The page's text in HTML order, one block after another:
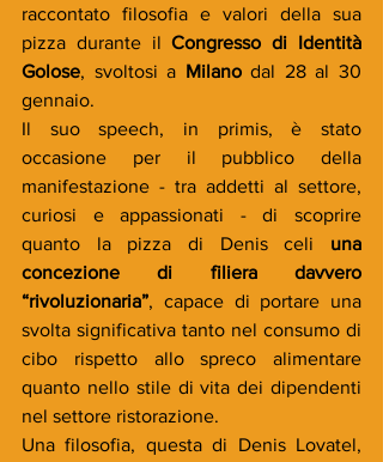
raccontato filosofia e valori della sua
pizza durante il Congresso di Identità
Golose, svoltosi a Milano dal 28 al 30
gennaio.
Il suo speech, in primis, è stato
occasione per il pubblico della
manifestazione - tra addetti al settore,
curiosi e appassionati - di scoprire
quanto la pizza di Denis celi una
concezione di filiera davvero
“rivoluzionaria”, capace di portare una
svolta significativa tanto nel consumo di
cibo rispetto allo spreco alimentare
quanto nello stile di vita dei dipendenti
nel settore ristorazione.
Una filosofia, questa di Denis Lovatel,